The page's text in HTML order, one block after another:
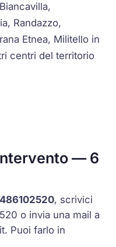
Randazzo,
Etnea, Militello in
centri del territorio
— 6
, scrivici
o invia una mail a
. Puoi farlo in